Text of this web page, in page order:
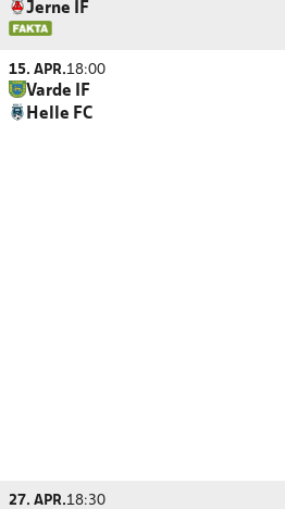
Jerne IF
15. APR.18:00
Varde IF
Helle FC
27. APR.18:30